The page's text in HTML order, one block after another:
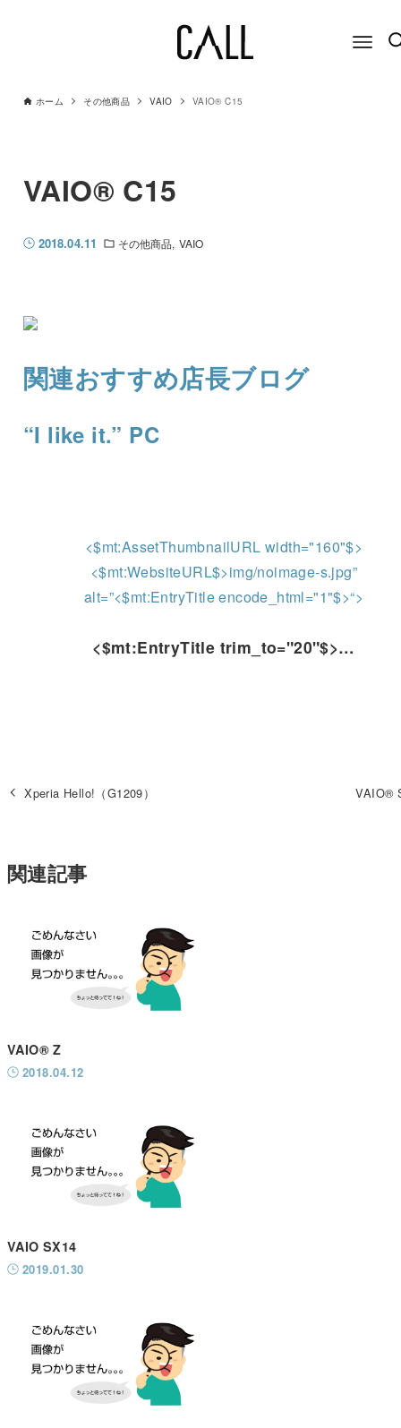
ホーム その他商品 VAIO VAIO® C15
VAIO® C15
2018.04.11 その他商品 VAIO
関連おすすめ店長ブログ
“I like it.” PC
<$mt:AssetThumbnailURL width="160"$>
<$mt:WebsiteURL$>img/noimage-s.jpg”
alt=”<$mt:EntryTitle encode_html="1"$>“>
<$mt:EntryTitle trim_to="20"$>…
Xperia Hello!（G1209） VAIO®
関連記事
VAIO® Z
2018.04.12
VAIO SX14
2019.01.30